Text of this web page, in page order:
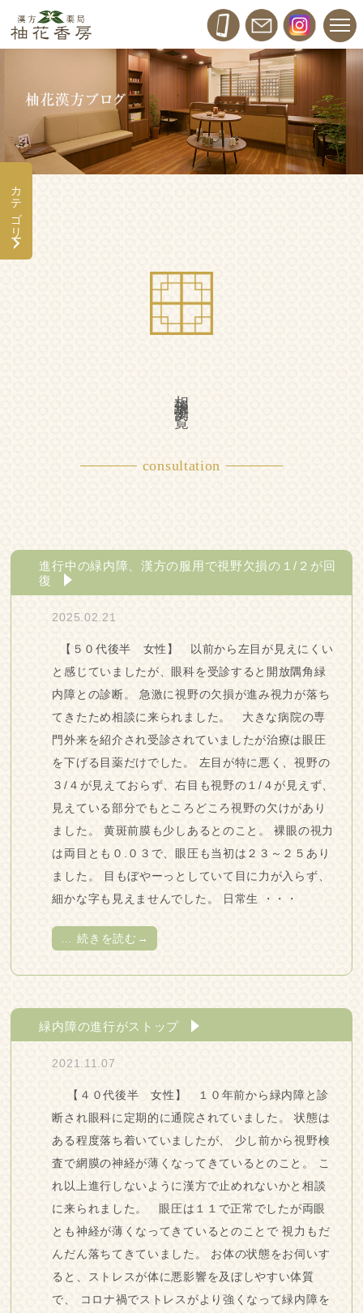
相談事例一覧
consultation
カテゴリー
進行中の緑内障、漢方の服用で視野欠損の１/２が回
復
2025.02.21
【５０代後半 女性】 以前から左目が見えにくい
と感じていましたが、眼科を受診すると開放隅角緑
内障との診断。 急激に視野の欠損が進み視力が落ち
てきたため相談に来られました。 大きな病院の専
門外来を紹介され受診されていましたが治療は眼圧
を下げる目薬だけでした。 左目が特に悪く、視野の
３/４が見えておらず、右目も視野の１/４が見えず、
見えている部分でもところどころ視野の欠けがあり
ました。 黄斑前膜も少しあるとのこと。 裸眼の視力
は両目とも０.０３で、眼圧も当初は２３～２５あり
ました。 目もぼやーっとしていて目に力が入らず、
細かな字も見えませんでした。 日常生 ・・・
… 続きを読む→
緑内障の進行がストップ
2021.11.07
【４０代後半 女性】 １０年前から緑内障と診
断され眼科に定期的に通院されていました。 状態は
ある程度落ち着いていましたが、 少し前から視野検
査で網膜の神経が薄くなってきているとのこと。 こ
れ以上進行しないように漢方で止めれないかと相談
に来られました。 眼圧は１１で正常でしたが両眼
とも神経が薄くなってきているとのことで 視力もだ
んだん落ちてきていました。 お体の状態をお伺いす
ると、ストレスが体に悪影響を及ぼしやすい体質
で、 コロナ禍でストレスがより強くなって緑内障を